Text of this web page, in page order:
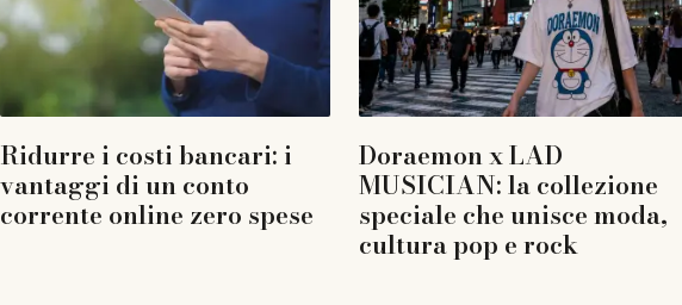
Ridurre i costi bancari: i
vantaggi di un conto
corrente online zero spese
Doraemon x LAD
MUSICIAN: la collezione
speciale che unisce moda,
cultura pop e rock